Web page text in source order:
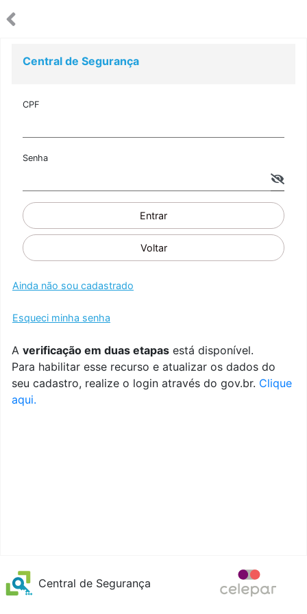
Central de Segurança
CPF
Senha
Entrar
Voltar
Ainda não sou cadastrado
Esqueci minha senha
A verificação em duas etapas está disponível.
Para habilitar esse recurso e atualizar os dados do
seu cadastro, realize o login através do gov.br. Clique
aqui.
Central de Segurança